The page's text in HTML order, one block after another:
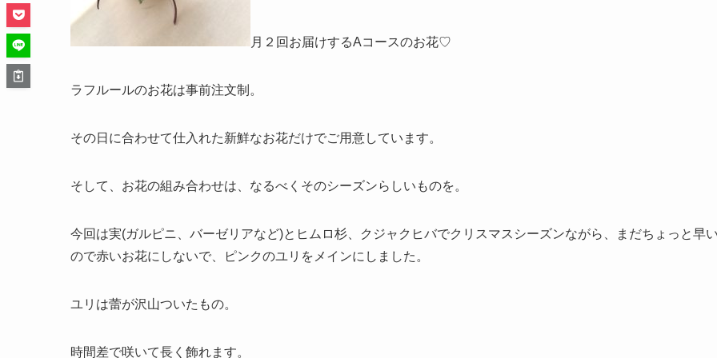
月２回お届けするAコースのお花♡
ラフルールのお花は事前注文制。
その日に合わせて仕入れた新鮮なお花だけでご用意しています。
そして、お花の組み合わせは、なるべくそのシーズンらしいものを。
今回は実(ガルピニ、バーゼリアなど)とヒムロ杉、クジャクヒバでクリスマスシーズンながら、まだちょっと早
ので赤いお花にしないで、ピンクのユリをメインにしました。
ユリは蕾が沢山ついたもの。
時間差で咲いて長く飾れます。